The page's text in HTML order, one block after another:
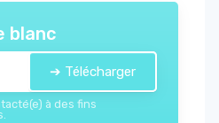
blanc
➔ Télécharger
à des fins